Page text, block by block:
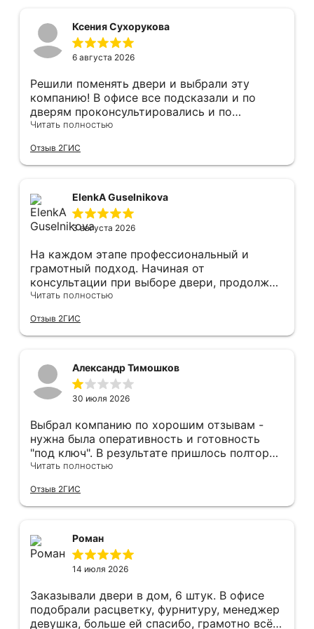
Ксения Сухорукова
6 августа 2026
Решили поменять двери и выбрали эту
компанию! В офисе все подсказали и по
дверям проконсультировались и по
фурнитуре. Анастасия ответила на все
Монтаж быстро, качественно и аккуратно,
Сергея прямо рекомендую! С утра до
мусор убирает после монтажа. Рекомендую!
Читать полностью
Отзыв 2ГИС
ElenkA Guselnikova
3 августа 2026
На каждом этапе профессиональный и
грамотный подход. Начиная от
консультации при выборе двери, продолжая
оперативным замером, завершая быстрой и
оформление двери - отдельное спасибо!
Рекомендуем и планируем в дальнейшем, по
Читать полностью
Отзыв 2ГИС
Александр Тимошков
30 июля 2026
Выбрал компанию по хорошим отзывам -
нужна была оперативность и готовность
"под ключ". В результате пришлось полтора
часа потратить на уборку подъезда, так как
"утилизация старой двери" не входит
уборка выломанного деревянного косяка и
После предъявления претензии менеджеру
получил только недовольный звонок от
монтажника, никаких извинений и попыток
менеджером специально обговаривал, что
нужна утилизация, мне это затруднительно -
ограниченные физические возможности...
Читать полностью
Отзыв 2ГИС
Роман
14 июля 2026
Заказывали двери в дом, 6 штук. В офисе
подобрали расцветку, фурнитуру, менеджер
девушка, больше ей спасибо, грамотно всё